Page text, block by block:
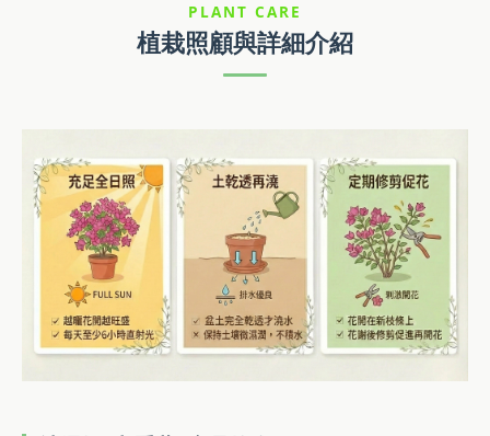
PLANT CARE
植栽照顧與詳細介紹